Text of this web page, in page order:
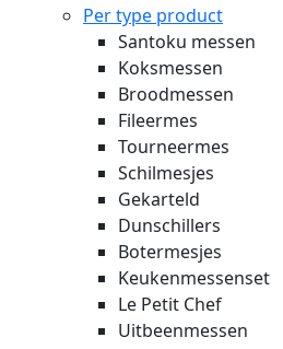
Per type product
Santoku messen
Koksmessen
Broodmessen
Fileermes
Tourneermes
Schilmesjes
Gekarteld
Dunschillers
Botermesjes
Keukenmessenset
Le Petit Chef
Uitbeenmessen